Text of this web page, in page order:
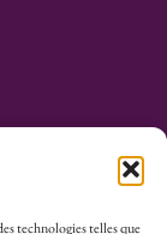
technologies telles que